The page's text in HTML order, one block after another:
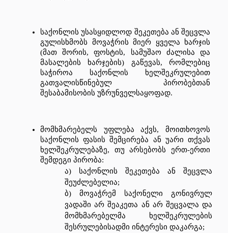
საქონლის უსასყიდლოდ შეკეთება ან შეცვლა
გულისხმობს
მოვაჭრის მიერ ყველა
ხარჯის
(მათ შორის, ფოსტის, სამუშაო ძალისა
და
მასალების
ხარჯების) გაწევას, რომლებიც
საჭიროა
საქონლის
ხელშეკრულებით
გათვალისწინებულ
პირობებთან
შესაბამისობის უზრუნველსაყოფად.
მომხმარებელს უფლება აქვს, მოითხოვოს
საქონლის ფასის შემცირება ან უარი თქვას
ხელშეკრულებაზე, თუ არსებობს ერთ-ერთი
შემდეგი პირობა:
ა) საქონლის შეკეთება ან
შეცვლა
შეუძლებელია;
ბ) მოვაჭრემ საქონელი
გონივრულ
ვადაში არ შეაკეთა ან არ შეცვალა და
მომხმარებელმა
ხელშეკრულების
შესრულებისადმი ინტერესი დაკარგა;